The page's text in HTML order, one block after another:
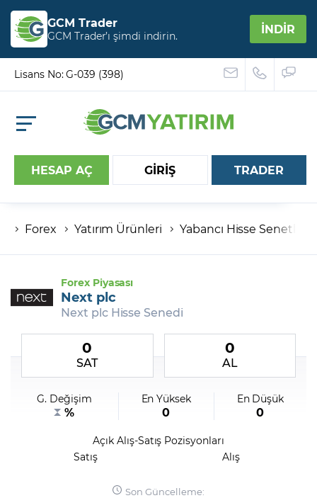
GCM Trader
GCM Trader’ı şimdi indirin. İNDİR
Lisans No: G-039 (398)
HESAP AÇ GİRİŞ
Hesap numaranız
Şifremi Unuttum
TRADER
Forex Yatırım Ürünleri Yabancı Hisse Senetleri
Forex Piyasası
Next plc
Next plc Hisse Senedi
0
SAT
0
AL
G. Değişim
%
En Yüksek
0
En Düşük
0
Açık Alış-Satış Pozisyonları
Satış
Alış
Son Güncelleme: